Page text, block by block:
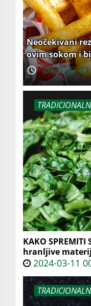
Neočekivani
ovim sokom i
2024-03-
KAKO SPREMITI
hranljive
2024-03-11